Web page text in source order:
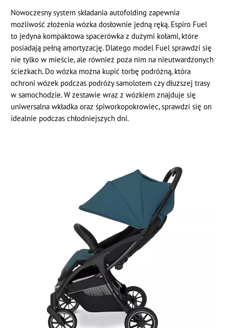
Nowoczesny system składania autofolding zapewnia
możliwość złożenia wózka dosłownie jedną ręką. Espiro Fuel
to jedyna kompaktowa spacerówka z dużymi kołami, które
posiadają pełną amortyzację. Dlatego model Fuel sprawdzi się
nie tylko w mieście, ale również poza nim na nieutwardzonych
ścieżkach. Do wózka można kupić torbę podróżną, która
ochroni wózek podczas podróży samolotem czy dłuższej trasy
w samochodzie. W zestawie wraz z wózkiem znajduje się
uniwersalna wkładka oraz śpiworkopokrowiec, sprawdzi się on
idealnie podczas chłodniejszych dni.